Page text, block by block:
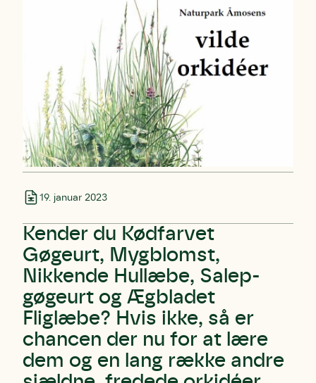
19. januar 2023
Kender du Kødfarvet
Gøgeurt, Mygblomst,
Nikkende Hullæbe, Salep-
gøgeurt og Ægbladet
Fliglæbe? Hvis ikke, så er
chancen der nu for at lære
dem og en lang række andre
Skriv under (hjørring)
Sund Limfjord
Storken tilbage til Kolding